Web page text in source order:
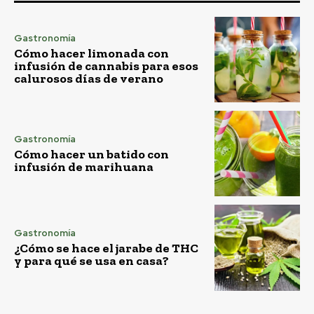
Gastronomía
Cómo hacer limonada con
infusión de cannabis para esos
calurosos días de verano
Gastronomía
Cómo hacer un batido con
infusión de marihuana
Gastronomía
¿Cómo se hace el jarabe de THC
y para qué se usa en casa?